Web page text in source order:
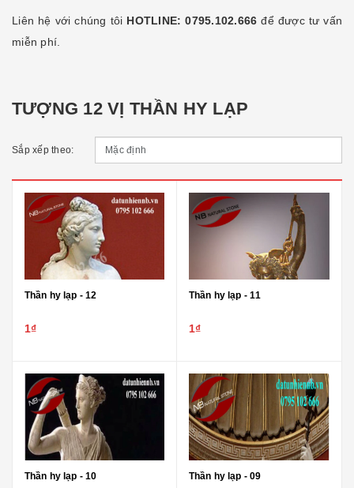
Liên hệ với chúng tôi HOTLINE: 0795.102.666 để được tư vấn
miễn phí.
TƯỢNG 12 VỊ THẦN HY LẠP
Sắp xếp theo:
Thần hy lạp - 12
1₫
Thần hy lạp - 11
1₫
Thần hy lạp - 10 Thần hy lạp - 09